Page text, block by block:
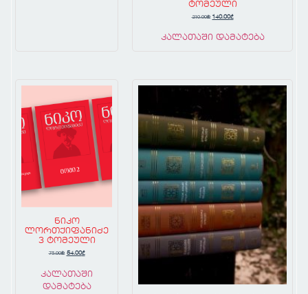
ტომეული
210.00₾ 140.00₾
კალათაში დამატება
ნიკო
ლორთქიფანიძე
3 ტომეული
75.00₾ 54.00₾
კალათაში
დამატება